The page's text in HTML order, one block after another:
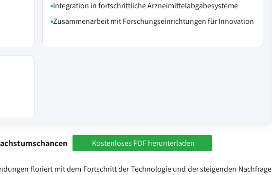
Integration in fortschrittliche Arzneimittelabgabesysteme
Zusammenarbeit mit Forschungseinrichtungen für Innovation
Kostenloses PDF herunterladen
floriert mit dem Fortschritt der Technologie und der steigenden Nachfrage